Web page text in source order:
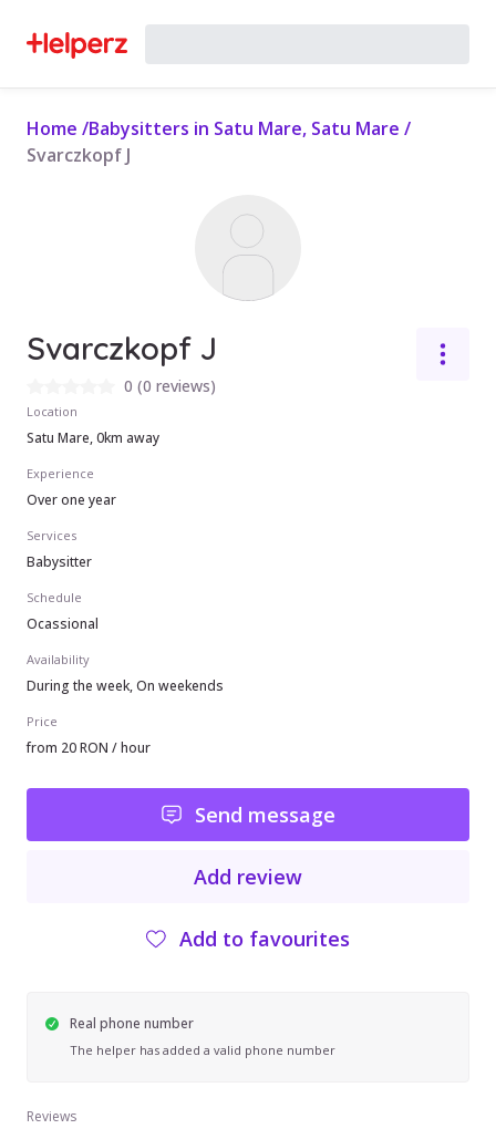
Home /Babysitters in Satu Mare, Satu Mare /
Svarczkopf J
Svarczkopf J
0 (0 reviews)
Location
Satu Mare, 0km away
Experience
Over one year
Services
Babysitter
Schedule
Ocassional
Availability
During the week, On weekends
Price
from 20 RON / hour
Send message
Add review
Add to favourites
Real phone number
The helper has added a valid phone number
Reviews